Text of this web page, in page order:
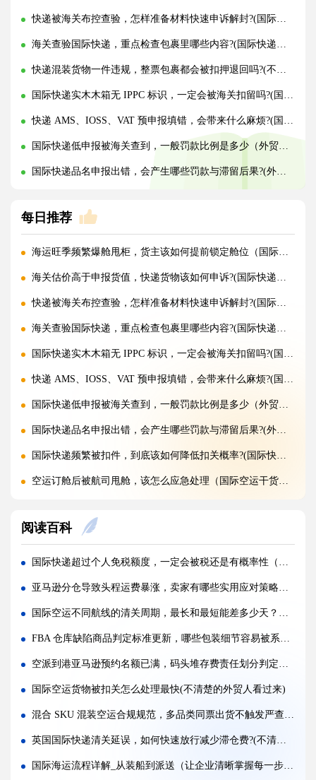
快递被海关布控查验，怎样准备材料快速申诉解封?(国际快递干货知识分享)
海关查验国际快递，重点检查包裹里哪些内容?(国际快递干货知识分享)
快递混装货物一件违规，整票包裹都会被扣押退回吗?(不清楚的外贸人看过来)
国际快递实木木箱无 IPPC 标识，一定会被海关扣留吗?(国际快递干货知识分享)
快递 AMS、IOSS、VAT 预申报填错，会带来什么麻烦?(国际快递干货知识分享)
国际快递低申报被海关查到，一般罚款比例是多少（外贸人请注意）
国际快递品名申报出错，会产生哪些罚款与滞留后果?(外贸人请注意)
每日推荐
海运旺季频繁爆舱甩柜，货主该如何提前锁定舱位（国际海运干货知识分享）
海关估价高于申报货值，快递货物该如何申诉?(国际快递干货知识分享)
快递被海关布控查验，怎样准备材料快速申诉解封?(国际快递干货知识分享)
海关查验国际快递，重点检查包裹里哪些内容?(国际快递干货知识分享)
国际快递实木木箱无 IPPC 标识，一定会被海关扣留吗?(国际快递干货知识分享)
快递 AMS、IOSS、VAT 预申报填错，会带来什么麻烦?(国际快递干货知识分享)
国际快递低申报被海关查到，一般罚款比例是多少（外贸人请注意）
国际快递品名申报出错，会产生哪些罚款与滞留后果?(外贸人请注意)
国际快递频繁被扣件，到底该如何降低扣关概率?(国际快递干货知识分享)
空运订舱后被航司甩舱，该怎么应急处理（国际空运干货知识分享）
加急国际空运真的能提速，靠谱吗?(国际空运干货知识分享)
FBA 空运出现丢件破损，理赔流程怎么走（国际空运干货知识分享）
FBA 空运头程该怎么挑选靠谱物流货代（国际空运干货知识分享）
FBA 空运货物超重超尺寸会产生哪些附加费?(不清楚的亚马逊卖家看过来)
亚马逊 FBA 空运，空派和纯空运该怎么选择?(不清楚的亚马逊卖家看过来)
空运货物被海关布控，如何快速提交材料申诉（国际空运干货知识分享）
实木包装走国际空运必须做熏蒸热处理吗（国际空运干货知识分享）
国际空运低申报被海关查到，罚款比例是多少?(国际空运干货知识分享)
国际空运的运单有什么作用，包含哪些关键信息（国际空运干货知识分享）
阅读百科
国际快递超过个人免税额度，一定会被税还是有概率性（国际快递干货知识分享）
亚马逊分仓导致头程运费暴涨，卖家有哪些实用应对策略（亚马逊运营干货知识分享）
国际空运不同航线的清关周期，最长和最短能差多少天？（国际空运干货知识分享）
FBA 仓库缺陷商品判定标准更新，哪些包装细节容易被系统拦截（亚马逊FBA物流干货知识分享）
空派到港亚马逊预约名额已满，码头堆存费责任划分判定标准(外贸人如何避坑)
国际空运货物被扣关怎么处理最快(不清楚的外贸人看过来)
混合 SKU 混装空运合规规范，多品类同票出货不触发严查（跨境电商卖家请注意）
英国国际快递清关延误，如何快速放行减少滞仓费?(不清楚的外贸人看过来)
国际海运流程详解_从装船到派送（让企业清晰掌握每一步核心操作）